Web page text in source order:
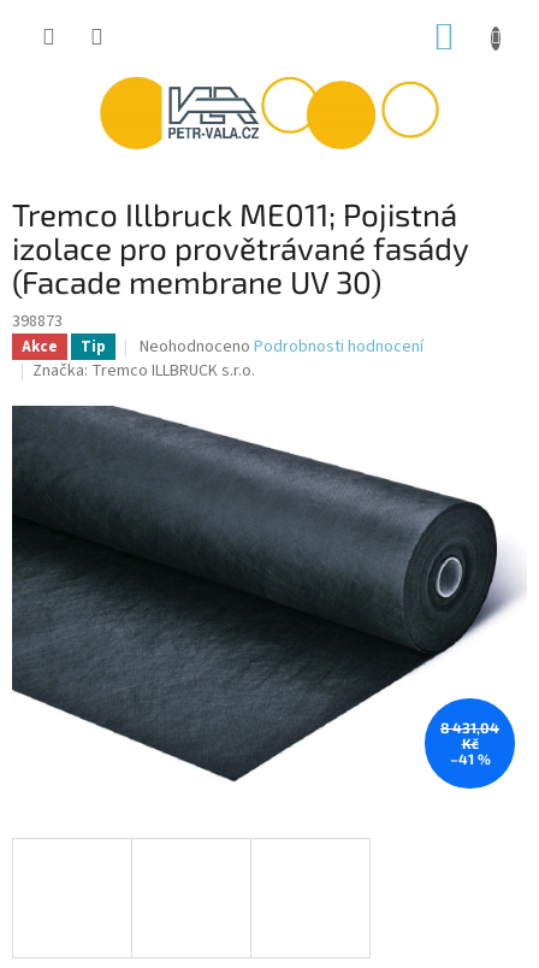
Tremco Illbruck ME011; Pojistná
izolace pro provětrávané fasády
(Facade membrane UV 30)
398873
Akce Tip
Průměrné
hodnocení
je
0,0
hvězdiček.
Neohodnoceno Podrobnosti hodnocení
Značka: Tremco ILLBRUCK s.r.o.
8 431,04
Kč
–41 %